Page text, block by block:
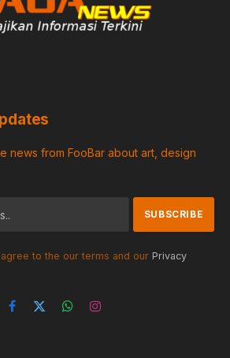
news from FooBar about art, design
to the our terms and our Privacy
Facebook
X
WhatsAppInstagram